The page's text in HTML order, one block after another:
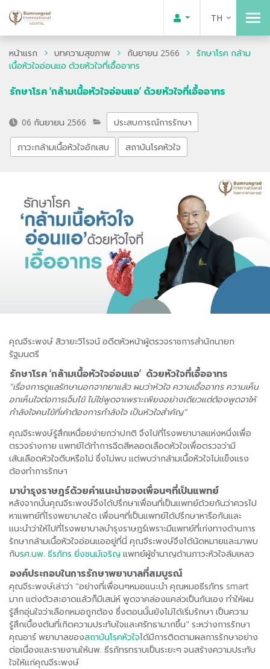
TH
หน้าแรก บทความสุขภาพ กันยายน 2566
รักษาโรค กล้าม
เนื้อหัวใจอ่อนแอ ด้วยหัวใจที่เอื้ออาทร
รักษาโรค ‘กล้ามเนื้อหัวใจอ่อนแอ’ ด้วยหัวใจที่เอื้ออาทร
06 กันยายน 2566 ประสบการณ์การรักษา
ภาวะกล้ามเนื้อหัวใจอักเสบ สถาบันโรคหัวใจ
คุณจีระพงษ์ สิวายะวิโรจน์ อดีตหัวหน้าผู้ตรวจราชการสำนักนายก
รัฐมนตรี
รักษาโรค ‘กล้ามเนื้อหัวใจอ่อนแอ’ ด้วยหัวใจที่เอื้ออาทร
"เรื่องการดูแลรักษานอกจากยาแล้ว ผมว่าหัวใจ ความเอื้ออาทร ความเห็น
อกเห็นใจต่อการเจ็บไข้ ไม่ใช่พูดจาเพราะเพียงอย่างเดียวแต่ต้องพูดจาให้
กำลังใจคนไข้ที่เค้าต้องการกำลังใจ เป็นหัวใจสำคัญ"
คุณจีระพงษ์รู้สึกเหนื่อยง่ายกว่าปกติ จึงไปที่โรงพยาบาลแห่งหนึ่งเพื่อ
ตรวจร่างกาย แพทย์ได้ทำการฉีดสีหลอดเลือดหัวใจเพื่อตรวจว่ามี
เส้นเลือดหัวใจตีบหรือไม่ ซึ่งไม่พบ แต่พบว่ากล้ามเนื้อหัวใจไม่แข็งแรง
ต้องทำการรักษา
มาบำรุงราษฎร์ด้วยคำแนะนำของเพื่อนๆที่เป็นแพทย์
หลังจากนั้นคุณจีระพงษ์จึงได้ปรึกษาเพื่อนที่เป็นแพทย์ด้วยกันว่าควรไป
หาแพทย์ที่โรงพยาบาลใด เพื่อนๆที่เป็นแพทย์ได้ปรึกษาหารือกันและ
แนะนำว่าให้ไปที่โรงพยาบาลบำรุงราษฎร์เพราะมีแพทย์ที่เก่งทางด้านการ
รักษากล้ามเนื้อหัวใจอ่อนแออยู่ที่นี่ คุณจีระพงษ์จึงได้นัดหมายและมาพบ
กับรศ.นพ. ธีรภัทร ยิ่งชนม์เจริญ แพทย์ผู้ชำนาญด้านภาวะหัวใจล้มเหลว
องค์ประกอบในการรักษาพยาบาลที่สมบูรณ์
คุณจีระพงษ์เล่าว่า "อย่างที่เพื่อนๆหมอแนะนำ คุณหมอธีรภัทร smart
มาก แต่งตัวสะอาดแล้วก็มีเสน่ห์ พูดจาคล่องแคล่วเป็นกันเอง ทำให้ผม
รู้สึกอุ่นใจว่าเลือกหมอถูกต้อง ซึ่งตอนนั้นยังไม่ได้เริ่มรักษา เป็นความ
รู้สึกเบื้องต้นที่เกิดความประทับใจและศรัทธามากขึ้น" ระหว่างการรักษา
คุณอาร์ พยาบาลของสถาบันโรคหัวใจได้มีการติดตามผลการรักษาอย่าง
ต่อเนื่องและรายงานให้นพ. ธีรภัทรทราบเป็นระยะๆ จนสร้างความประทับ
ใจให้แก่คุณจีระพงษ์